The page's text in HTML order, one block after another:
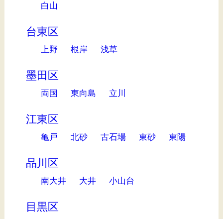
白山
台東区
上野 根岸 浅草
墨田区
両国 東向島 立川
江東区
亀戸 北砂 古石場 東砂 東陽
品川区
南大井 大井 小山台
目黒区